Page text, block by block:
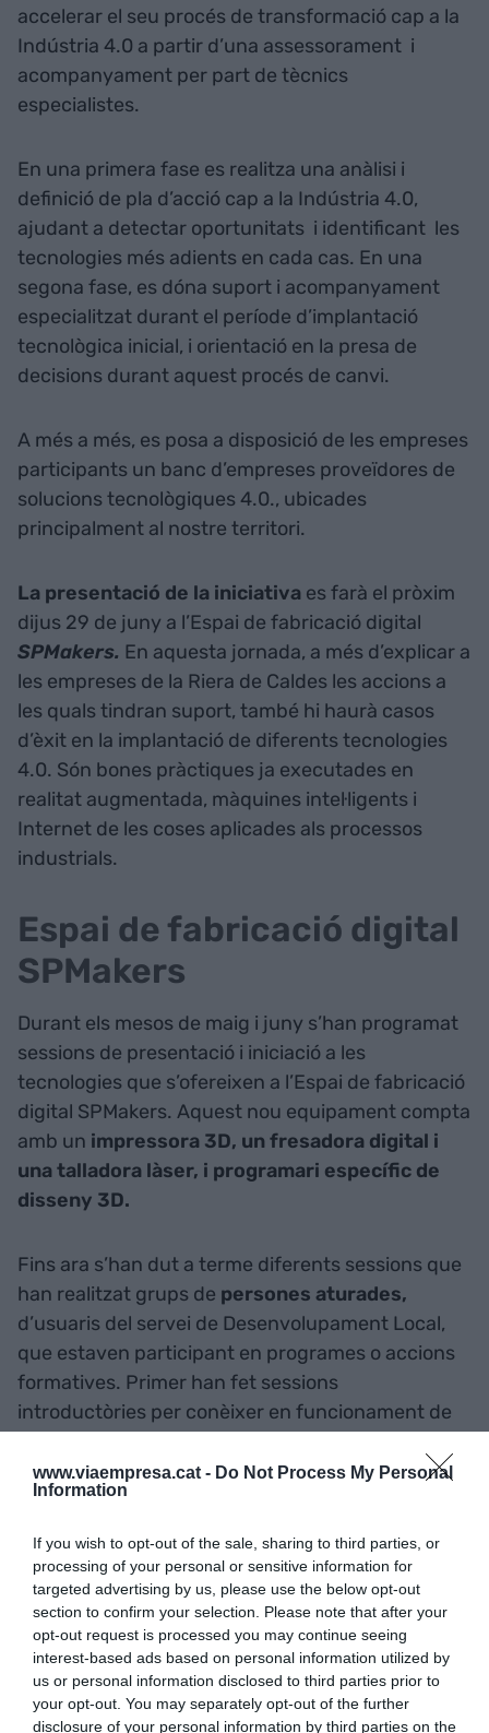
www.viaempresa.cat - Do Not Process My Personal
Information
If you wish to opt-out of the sale, sharing to third parties, or
processing of your personal or sensitive information for
targeted advertising by us, please use the below opt-out
section to confirm your selection. Please note that after your
opt-out request is processed you may continue seeing
interest-based ads based on personal information utilized by
us or personal information disclosed to third parties prior to
your opt-out. You may separately opt-out of the further
disclosure of your personal information by third parties on the
accelerar el seu procés de transformació cap a la
Indústria 4.0 a partir d’una assessorament i
acompanyament per part de tècnics
especialistes.
En una primera fase es realitza una anàlisi i
definició de pla d’acció cap a la Indústria 4.0,
ajudant a detectar oportunitats i identificant les
tecnologies més adients en cada cas. En una
segona fase, es dóna suport i acompanyament
especialitzat durant el període d’implantació
tecnològica inicial, i orientació en la presa de
decisions durant aquest procés de canvi.
A més a més, es posa a disposició de les empreses
participants un banc d’empreses proveïdores de
solucions tecnològiques 4.0., ubicades
principalment al nostre territori.
La presentació de la iniciativa es farà el pròxim
dijus 29 de juny a l’Espai de fabricació digital
SPMakers. En aquesta jornada, a més d’explicar a
les empreses de la Riera de Caldes les accions a
les quals tindran suport, també hi haurà casos
d’èxit en la implantació de diferents tecnologies
4.0. Són bones pràctiques ja executades en
realitat augmentada, màquines intel·ligents i
Internet de les coses aplicades als processos
industrials.
Espai de fabricació digital
SPMakers
Durant els mesos de maig i juny s’han programat
sessions de presentació i iniciació a les
tecnologies que s’ofereixen a l’Espai de fabricació
digital SPMakers. Aquest nou equipament compta
amb un impressora 3D, un fresadora digital i
una talladora làser, i programari específic de
disseny 3D.
Fins ara s’han dut a terme diferents sessions que
han realitzat grups de persones aturades,
d’usuaris del servei de Desenvolupament Local,
que estaven participant en programes o accions
formatives. Primer han fet sessions
introductòries per conèixer en funcionament de
han dissenyat diferents objectes i peces que han
fabricat amb la impressora 3D i la talladora làser.
També està programada una formació de 30
hores adocents de batxilleratde diferents
instituts del nostre territori. Hi ha previstes les
primeres atencions individuals ajoves
estudiants de formació superiorque també